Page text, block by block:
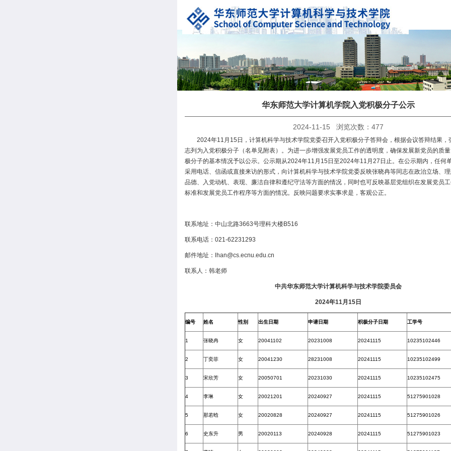
华东师范大学计算机学院入党积极分子公示
2024-11-15 浏览次数： 477
2024年11月15日，计算机科学与技术学院党委召开入党积极分子答辩会，根据会议答辩结果，
志列为入党积极分子（名单见附表）。为进一步增强发展党员工作的透明度，确保发展新党员的质
极分子的基本情况予以公示。公示期从2024年11月15日至2024年11月27日止。在公示期内，任何
采用电话、信函或直接来访的形式，向计算机科学与技术学院党委反映张晓冉等同志在政治立场、
品德、入党动机、表现、廉洁自律和遵纪守法等方面的情况，同时也可反映基层党组织在发展党员
标准和发展党员工作程序等方面的情况。反映问题要求实事求是，客观公正。
联系地址：中山北路3663号理科大楼B516
联系电话：021-62231293
邮件地址：lhan@cs.ecnu.edu.cn
联系人：韩老师
中共华东师范大学计算机科学与技术学院委员会
2024年11月15日
编号 姓名 性别 出生日期 申请日期 积极分子日期 工学号
1 张晓冉 女 20041102 20231008 20241115 10235102446
2 丁奕菲 女 20041230 28231008 20241115 10235102499
3 宋欣芳 女 20050701 20231030 20241115 10235102475
4 李琳 女 20021201 20240927 20241115 51275901028
5 那若晗 女 20020828 20240927 20241115 51275901026
6 史东升 男 20020113 20240928 20241115 51275901023